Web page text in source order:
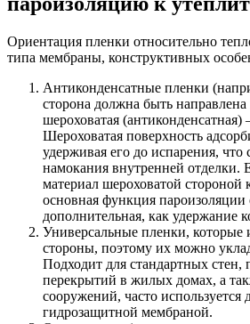
Ориентация пленки относительно
типа мембраны, конструктивных
Антиконденсатные пленки
сторона должна быть
шероховатая
Шероховатая поверхность
удерживая его до испарения, что
намокания внутренней отделки.
материал шероховатой стороной
основная функция пароизоляции
дополнительная, как удержание
Универсальные пленки,
стороны, поэтому их можно
Подходит для стандартных стен,
перекрытий в жилых домах, а
сооружений, часто используется
гидрозащитной мембраной.